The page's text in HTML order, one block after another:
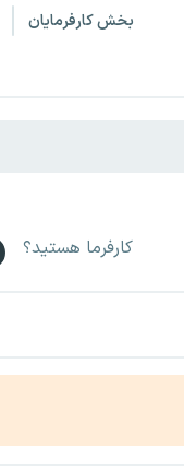
بخش کارفرمایان
کارفرما هستید؟